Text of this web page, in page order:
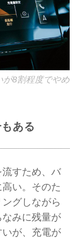
が8割程度でやめ
ある
すため、バ
い。そのた
グしながら
みに残量が
が、充電が